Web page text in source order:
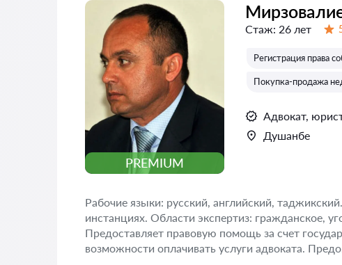
PREMIUM
Стаж: 26 лет
Регистрация права
Покупка-продажа
Адвокат,
Душанбе
Рабочие языки: русский, английский,
инстанциях. Области экспертиз: гражданское,
Предоставляет правовую помощь за счет
возможности оплачивать услуги адвоката.